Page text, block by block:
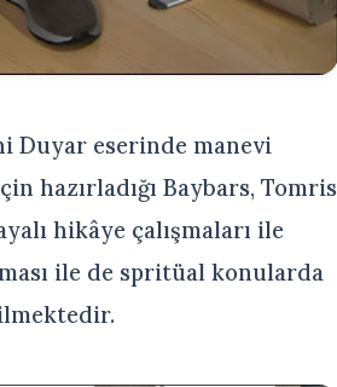
Duyar eserinde manevi
hazırladığı Baybars, Tomris
hikâye çalışmaları ile
ile de spritüal konularda